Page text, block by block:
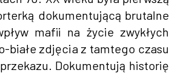
dokumentującą brutalne
mafii na życie zwykłych
białe zdjęcia z tamtego czasu
Dokumentują historię